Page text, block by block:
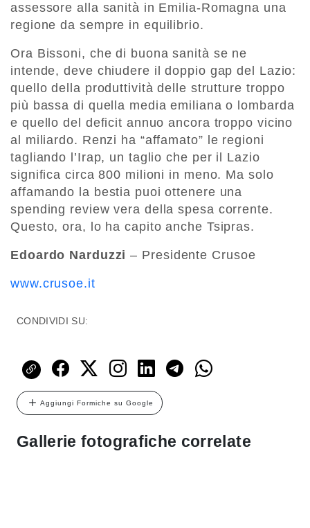
assessore alla sanità in Emilia-Romagna una
regione da sempre in equilibrio.
Ora Bissoni, che di buona sanità se ne
intende, deve chiudere il doppio gap del Lazio:
quello della produttività delle strutture troppo
più bassa di quella media emiliana o lombarda
e quello del deficit annuo ancora troppo vicino
al miliardo. Renzi ha “affamato” le regioni
tagliando l’Irap, un taglio che per il Lazio
significa circa 800 milioni in meno. Ma solo
affamando la bestia puoi ottenere una
spending review vera della spesa corrente.
Questo, ora, lo ha capito anche Tsipras.
Edoardo Narduzzi – Presidente Crusoe
www.crusoe.it
CONDIVIDI SU:
Aggiungi Formiche su Google
Gallerie fotografiche correlate